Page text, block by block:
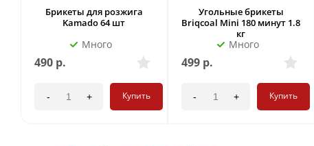
Брикеты для розжига
Kamado 64 шт
Много
490 р.
- + Купить
Угольные брикеты
Briqcoal Mini 180 минут 1.8
кг
Много
499р.
- + Купить